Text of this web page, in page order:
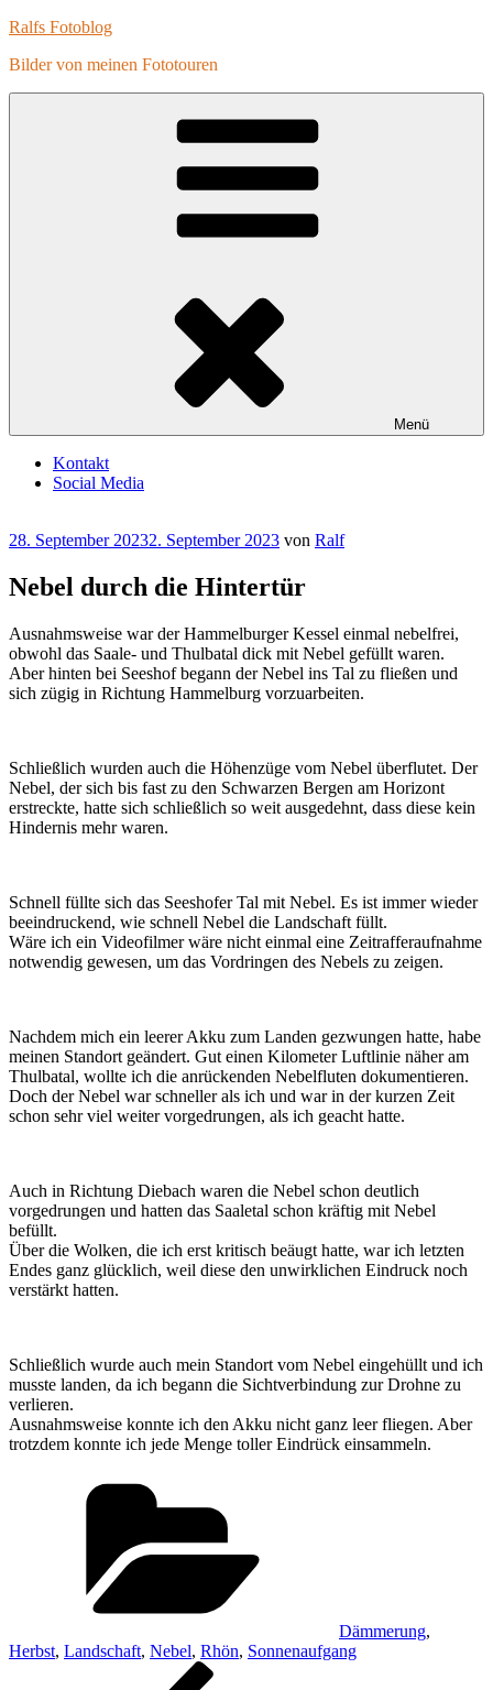
Zum
springen
Ralfs Fotoblog
Bilder von meinen Fototouren
Menü
Kontakt
Social Media
Veröffentlicht
28. September 20232. September 2023 von Ralf
Nebel durch die Hintertür
Ausnahmsweise war der Hammelburger Kessel einmal nebelfrei,
obwohl das Saale- und Thulbatal dick mit Nebel gefüllt waren.
Aber hinten bei Seeshof begann der Nebel ins Tal zu fließen und
sich zügig in Richtung Hammelburg vorzuarbeiten.
Schließlich wurden auch die Höhenzüge vom Nebel überflutet. Der
Nebel, der sich bis fast zu den Schwarzen Bergen am Horizont
erstreckte, hatte sich schließlich so weit ausgedehnt, dass diese kein
Hindernis mehr waren.
Schnell füllte sich das Seeshofer Tal mit Nebel. Es ist immer wieder
beeindruckend, wie schnell Nebel die Landschaft füllt.
Wäre ich ein Videofilmer wäre nicht einmal eine Zeitrafferaufnahme
notwendig gewesen, um das Vordringen des Nebels zu zeigen.
Nachdem mich ein leerer Akku zum Landen gezwungen hatte, habe
meinen Standort geändert. Gut einen Kilometer Luftlinie näher am
Thulbatal, wollte ich die anrückenden Nebelfluten dokumentieren.
Doch der Nebel war schneller als ich und war in der kurzen Zeit
schon sehr viel weiter vorgedrungen, als ich geacht hatte.
Auch in Richtung Diebach waren die Nebel schon deutlich
vorgedrungen und hatten das Saaletal schon kräftig mit Nebel
befüllt.
Über die Wolken, die ich erst kritisch beäugt hatte, war ich letzten
Endes ganz glücklich, weil diese den unwirklichen Eindruck noch
verstärkt hatten.
Schließlich wurde auch mein Standort vom Nebel eingehüllt und ich
musste landen, da ich begann die Sichtverbindung zur Drohne zu
verlieren.
Ausnahmsweise konnte ich den Akku nicht ganz leer fliegen. Aber
trotzdem konnte ich jede Menge toller Eindrück einsammeln.
Dämmerung,
Herbst, Landschaft, Nebel, Rhön, Sonnenaufgang
Beitragsnavigation